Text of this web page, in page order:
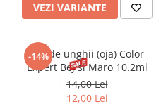
VEZI VARIANTE
-14%
Lac de unghii (oja) Color
Expert Bej si Maro 10.2ml
14,00 Lei
12,00 Lei